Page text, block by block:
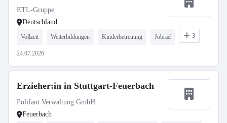
ETL-Gruppe
Deutschland
Vollzeit Weiterbildungen Kinderbetreuung Jobrad 3
24.07.2026
Erzieher:in in Stuttgart-Feuerbach
Polifant Verwaltung GmbH
Feuerbach